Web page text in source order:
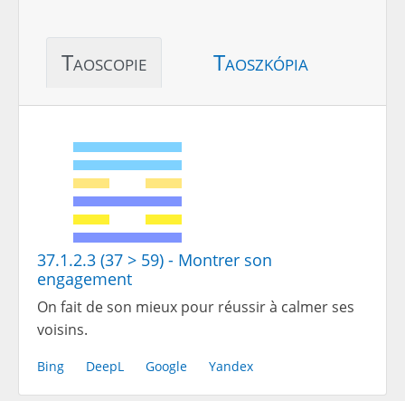
Taoscopie Taoszkópia
37.1.2.3 (37 > 59) - Montrer son
engagement
On fait de son mieux pour réussir à calmer ses
voisins.
Bing DeepL Google Yandex